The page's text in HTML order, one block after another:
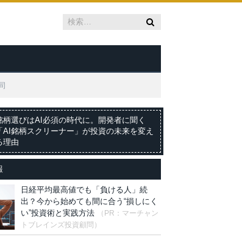
柄選びはAI必須の時代に。開発者に聞く
「AI銘柄スクリーナー」が投資の未来を変え
理由
日経平均最高値でも「負ける人」続
出？今から始めても間に合う“損しにく
い”投資術と実践方法
（PR：マーチャン
トブレインズ投資顧問）